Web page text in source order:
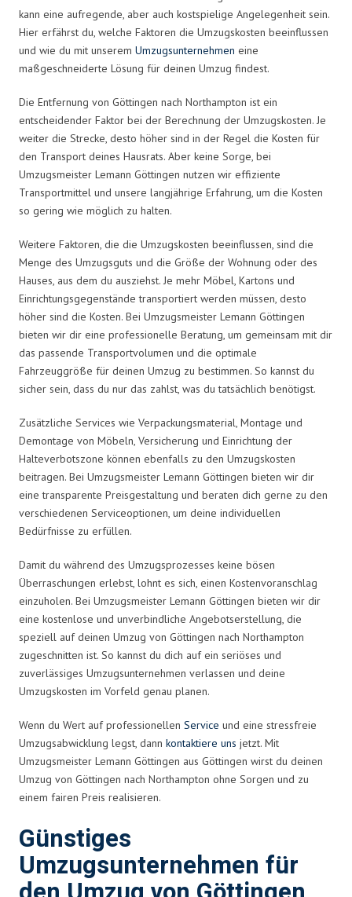
kann eine aufregende, aber auch kostspielige Angelegenheit sein.
Hier erfährst du, welche Faktoren die Umzugskosten beeinflussen
und wie du mit unserem Umzugsunternehmen eine
maßgeschneiderte Lösung für deinen Umzug findest.
Die Entfernung von Göttingen nach Northampton ist ein
entscheidender Faktor bei der Berechnung der Umzugskosten. Je
weiter die Strecke, desto höher sind in der Regel die Kosten für
den Transport deines Hausrats. Aber keine Sorge, bei
Umzugsmeister Lemann Göttingen nutzen wir effiziente
Transportmittel und unsere langjährige Erfahrung, um die Kosten
so gering wie möglich zu halten.
Weitere Faktoren, die die Umzugskosten beeinflussen, sind die
Menge des Umzugsguts und die Größe der Wohnung oder des
Hauses, aus dem du ausziehst. Je mehr Möbel, Kartons und
Einrichtungsgegenstände transportiert werden müssen, desto
höher sind die Kosten. Bei Umzugsmeister Lemann Göttingen
bieten wir dir eine professionelle Beratung, um gemeinsam mit dir
das passende Transportvolumen und die optimale
Fahrzeuggröße für deinen Umzug zu bestimmen. So kannst du
sicher sein, dass du nur das zahlst, was du tatsächlich benötigst.
Zusätzliche Services wie Verpackungsmaterial, Montage und
Demontage von Möbeln, Versicherung und Einrichtung der
Halteverbotszone können ebenfalls zu den Umzugskosten
beitragen. Bei Umzugsmeister Lemann Göttingen bieten wir dir
eine transparente Preisgestaltung und beraten dich gerne zu den
verschiedenen Serviceoptionen, um deine individuellen
Bedürfnisse zu erfüllen.
Damit du während des Umzugsprozesses keine bösen
Überraschungen erlebst, lohnt es sich, einen Kostenvoranschlag
einzuholen. Bei Umzugsmeister Lemann Göttingen bieten wir dir
eine kostenlose und unverbindliche Angebotserstellung, die
speziell auf deinen Umzug von Göttingen nach Northampton
zugeschnitten ist. So kannst du dich auf ein seriöses und
zuverlässiges Umzugsunternehmen verlassen und deine
Umzugskosten im Vorfeld genau planen.
Wenn du Wert auf professionellen Service und eine stressfreie
Umzugsabwicklung legst, dann kontaktiere uns jetzt. Mit
Umzugsmeister Lemann Göttingen aus Göttingen wirst du deinen
Umzug von Göttingen nach Northampton ohne Sorgen und zu
einem fairen Preis realisieren.
Günstiges
Umzugsunternehmen für